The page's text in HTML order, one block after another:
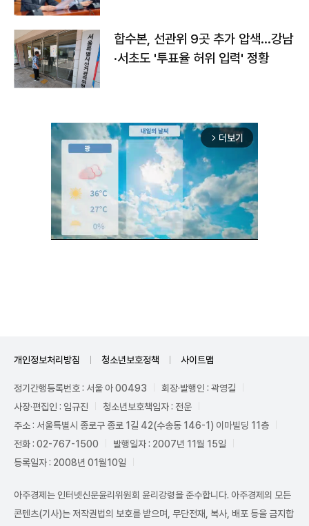
합수본, 선관위 9곳 추가 압색…강남
·서초도 '투표율 허위 입력' 정황
arrow_forward_ios 더보기
개인정보처리방침 청소년보호정책 사이트맵
정기간행등록번호 : 서울 아 00493
회장·발행인 : 곽영길
사장·편집인 : 임규진
청소년보호책임자 : 전운
주소 : 서울특별시 종로구 종로 1길 42(수송동 146-1) 이마빌딩 11층
전화 : 02-767-1500
발행일자 : 2007년 11월 15일
등록일자 : 2008년 01월10일
아주경제는 인터넷신문윤리위원회 윤리강령을 준수합니다. 아주경제의 모든
콘텐츠(기사)는 저작권법의 보호를 받으며, 무단전재, 복사, 배포 등을 금지합